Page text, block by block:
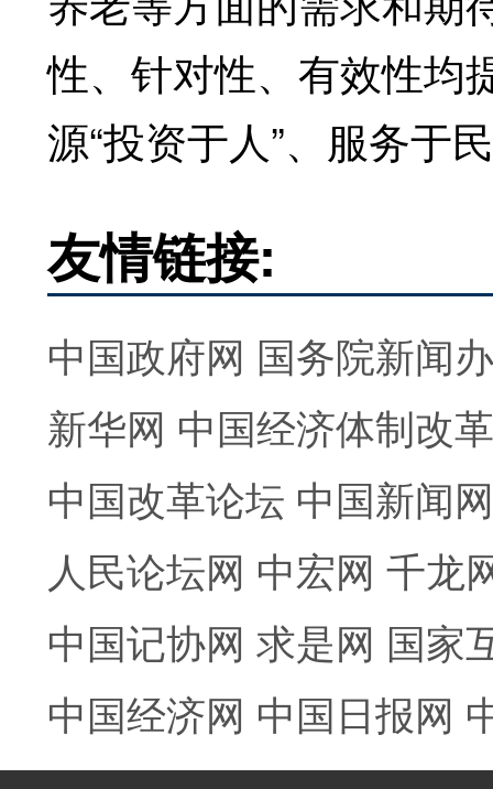
性、针对性、有效性均
源“投资于人”、服务于
友情链接:
中国政府网 国务院新闻
新华网 中国经济体制改
中国改革论坛 中国新闻网
人民论坛网 中宏网 千龙
中国记协网 求是网 国家
中国经济网 中国日报网